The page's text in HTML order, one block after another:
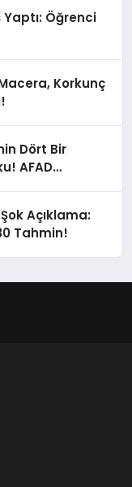
Yaptı: Öğrenci
Korkunç
Dört Bir
AFAD
Şok Açıklama:
Tahmin!